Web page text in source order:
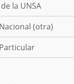
la UNSA
(otra)